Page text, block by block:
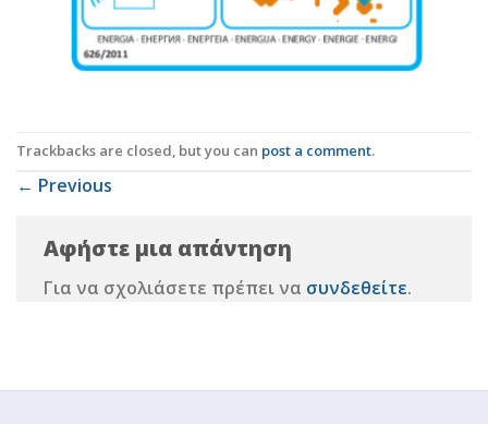
Trackbacks are closed, but you can post a comment.
← Previous
Αφήστε μια απάντηση
Για να σχολιάσετε πρέπει να συνδεθείτε.